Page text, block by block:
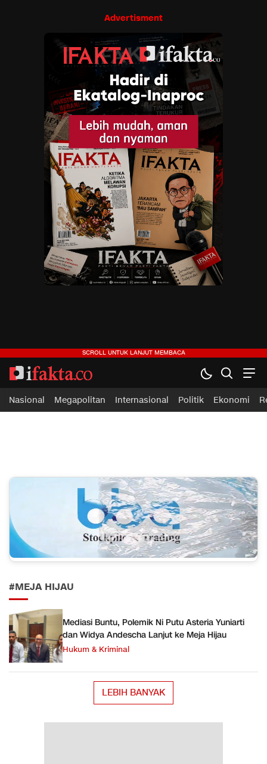
Advertisment
ifakta.co
#pastibenar
Nasional Megapolitan Internasional Politik Ekonomi
#MEJA HIJAU
Mediasi Buntu, Polemik Ni Putu Asteria Yuniarti
dan Widya Andescha Lanjut ke Meja Hijau
Hukum & Kriminal
LEBIH BANYAK